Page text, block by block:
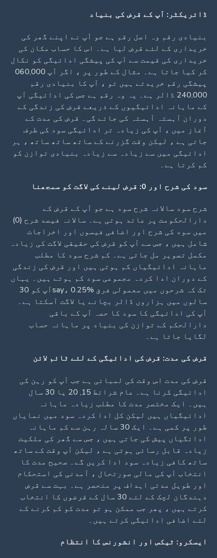
ڈائریکٹر: آپ کے قرض کی بنیاد
بنیادی رقم وہ اصل رقم ہے جو آپ نے اپنے گھر کی
خریداری کے لئے قرض لیا ہے۔ اس کا حساب مکان کی
خریداری کی قیمت سے آپ کی پیشگی ادائیگی کو نکال
کر کیا جاتا ہے۔ مثال کے طور پر ، اگر آپ 060,000
پیشگی رقم خریدتے ہیں تو ، آپ کا بنیادی رقم
240,000 ڈالر ہے۔ یہ وہ رقم ہے جس کی ادائیگی آپ
کے ماہانہ ادائیگیوں کے ذریعے قرض کی زندگی کے
دوران آہستہ آہستہ کی جائے گی۔ قرض کی مدت کے
آغاز میں ، آپ کی زیادہ تر ادائیگی سود کی طرف
جاتی ہے ، لیکن وقت گزرنے کے ساتھ ساتھ ساتھ ، ہر
ادائیگی میں سے زیادہ سے زیادہ بنیادی توازن کو
کم کرتا ہے۔
سود کی شرح اور 0: قرض لینے کی لاگت کو سمجھنا
شرح سود سالانہ شرح سود ہے جو آپ کے قرض کے
دارالحکومت پر عائد ہوتی ہے۔ سالانہ فیصد شرح (0)
میں سود کی شرح اور اضافی فیسوں اور اخراجات
شامل ہیں ، جس سے آپ کو قرض کی حقیقی لاگت کی زیادہ
مکمل تصویر مل جاتی ہے۔ کم شرح سود کا مطلب
ماہانہ ادائیگیاں کم ہوتی ہیں اور قرض کی زندگی
کے دوران ادا کردہ مجموعی سود کم ہوتے ہیں۔ یہاں
تک کہ شرحوں میں معمولی فرق say، 0.25%آپ کو 30
سالوں میں ہزاروں ڈالر بچانے یا لاگت آسکتا ہے۔
آپ کی ادائیگی کا سود کا حصہ آپ کے باقی
دارالحکم کے توازن کی بنیاد پر ماہانہ حساب
لگایا جاتا ہے۔
قرض کی مدت: قرض کی ادائیگی کے لئے ٹائم لائن
قرض کی مدت اس وقت کی لمبائی ہے جب آپ کو رہن کی
ادائیگی کرنا ہے۔ عام شرائط 15, 20 یا 30 سال
ہیں۔ ایک مختصر مدت کا مطلب زیادہ ماہانہ
ادائیگیاں ہیں لیکن کل ادا کردہ سود میں نمایاں
طور پر کمی ہے۔ ایک 30 سالہ رہن سے کم ماہانہ
ادائگیاں پیش کی جاتی ہیں ، جس سے گھر کی ملکیت
زیادہ قابل رسائی ہوتی ہے ، لیکن آپ وقت کے ساتھ
ساتھ کافی زیادہ سود ادا کریں گے۔ صحیح مدت کا
انتخاب آپ کی مالی صورتحال ، آمدنی کی استحکام
اور طویل مدتی اہداف پر منحصر ہے۔ بہت سے قرض
دہندگان لچک کے لئے 30 سال کے قرضوں کا انتخاب
کرتے ہیں ، پھر جب ممکن ہو تو مدت کو کم کرنے کے
لئے اضافی ادائیگی کرتے ہیں۔
ایسکرو: ٹیکس اور انشورنس کا انتظام